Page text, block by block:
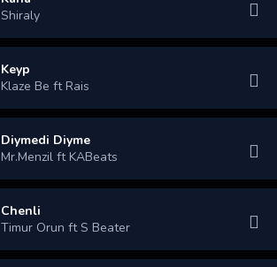
Shiraly
Keyp
Klaze Be ft Rais
Diymedi Diyme
Mr.Menzil ft KABeats
Chenli
Timur Orun ft S Beater